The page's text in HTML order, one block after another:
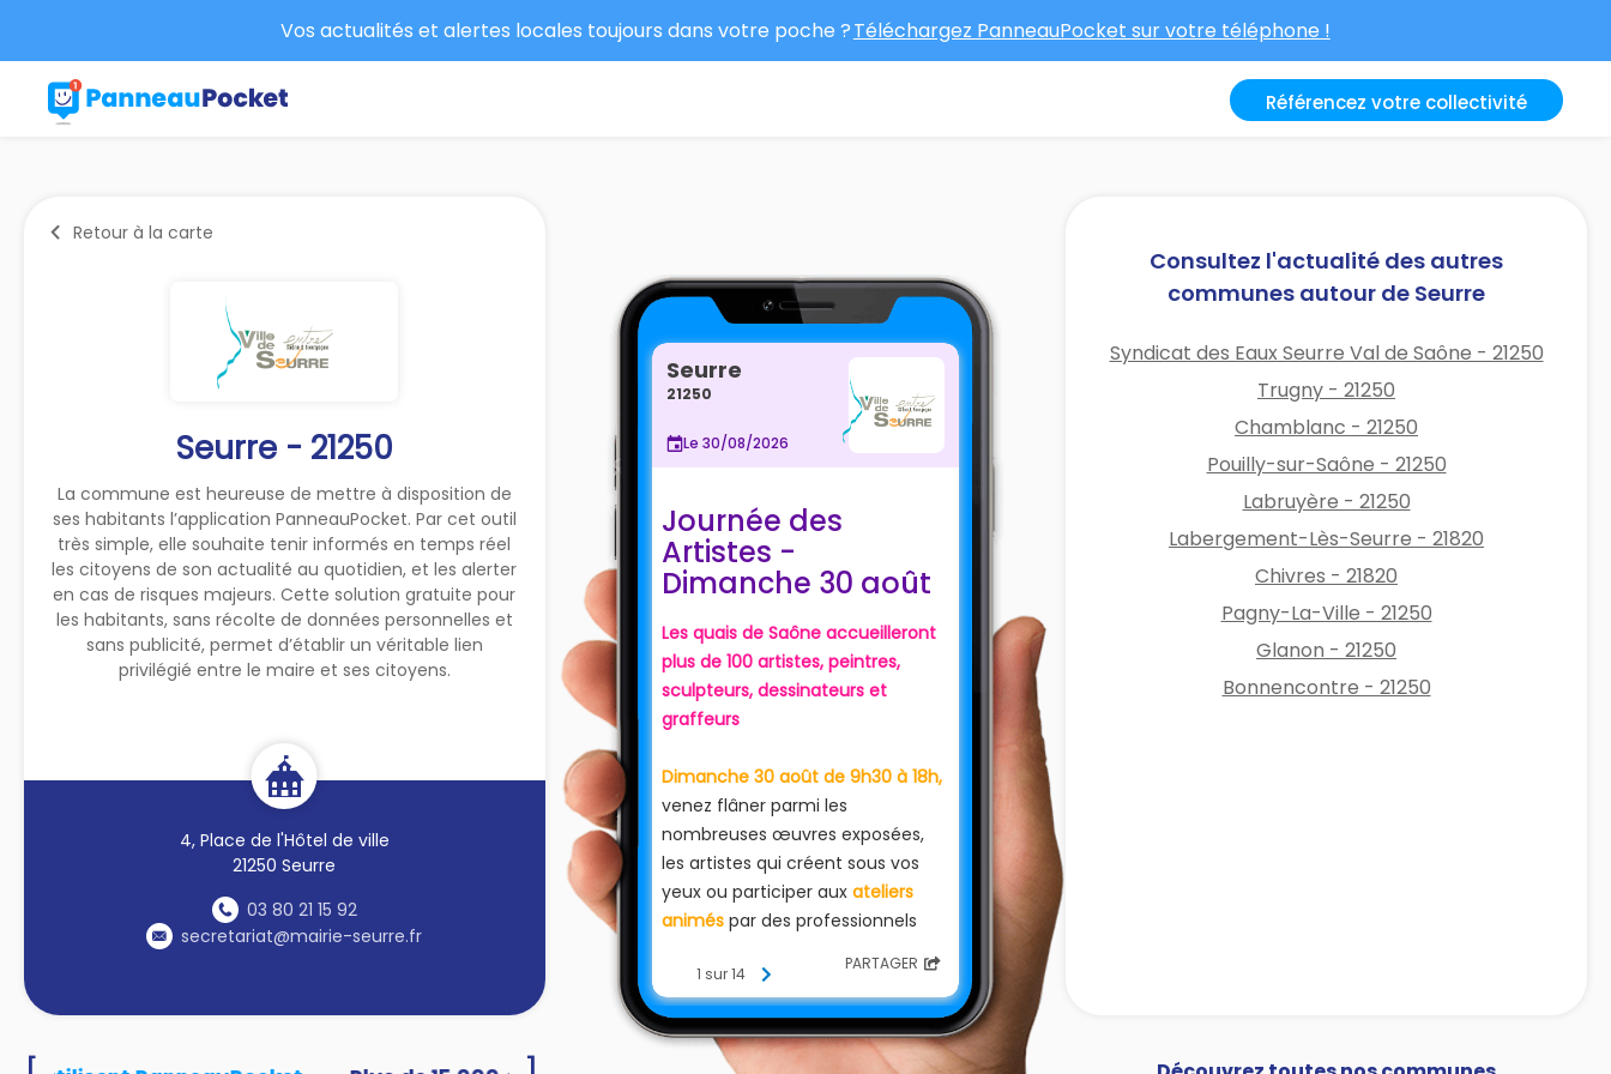
Vos actualités et alertes locales toujours dans votre poche ?Téléchargez PanneauPocket sur votre téléphone !
Référencez votre collectivité
Retour à la carte
Seurre - 21250
La commune est heureuse de mettre à disposition de
ses habitants l’application PanneauPocket. Par cet outil
très simple, elle souhaite tenir informés en temps réel
les citoyens de son actualité au quotidien, et les alerter
en cas de risques majeurs. Cette solution gratuite pour
les habitants, sans récolte de données personnelles et
sans publicité, permet d’établir un véritable lien
privilégié entre le maire et ses citoyens.
4, Place de l'Hôtel de ville
21250 Seurre
03 80 21 15 92
secretariat@mairie-seurre.fr
Seurre
21250
Le 30/08/2026
Journée des
Artistes -
Dimanche 30 août
Les quais de Saône accueilleront
plus de 100 artistes, peintres,
sculpteurs, dessinateurs et
graffeurs
Dimanche 30 août de 9h30 à 18h,
venez flâner parmi les
nombreuses œuvres exposées,
les artistes qui créent sous vos
yeux ou participer aux ateliers
animéspar des professionnels
Espace Kids: un espace avec des
peintures, pinceaux, crayons,
feutres, papiers, sera réservé aux
1 sur 14 PARTAGER
Consultez l'actualité des autres
communes autour de Seurre
Syndicat des Eaux Seurre Val de Saône - 21250
Trugny - 21250
Chamblanc - 21250
Pouilly-sur-Saône - 21250
Labruyère - 21250
Labergement-Lès-Seurre - 21820
Chivres - 21820
Pagny-La-Ville - 21250
Glanon - 21250
Bonnencontre - 21250